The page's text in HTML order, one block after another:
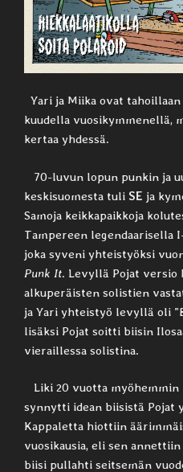
Yari ja Miika ovat
kuudella vuosikymmenellä,
kertaa yhdessä.
70-luvun lopun punkin ja
keskisuomesta tuli SE ja
Samoja keikkapaikkoja
Tampereen legendaarisella
joka syveni yhteistyöksi
Punk It. Levyllä Pojat versio
alkuperäisten solistien
ja Yari yhteistyö levyllä oli
lisäksi Pojat soitti biisin
vieraillessa solistina.
Liki 20 vuotta myöhemmin
synnytti idean biisistä Pojat
Kappaletta hiottiin
vuosikausia, eli sen annettiin
biisi pullahti seitsemän